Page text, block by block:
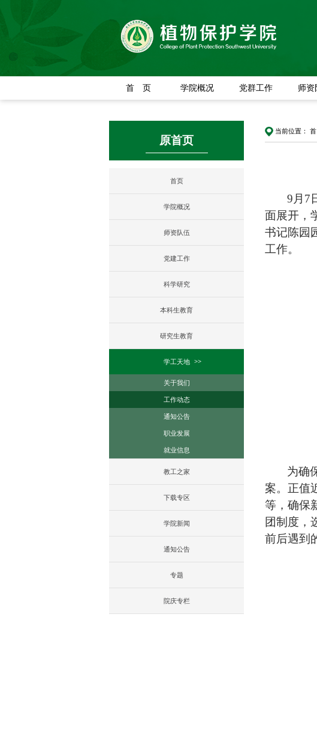
首 页 学院概况 党群工作 师资
原首页
首页
学院概况
师资队伍
党建工作
科学研究
本科生教育
研究生教育
学工天地
关于我们
工作动态
通知公告
职业发展
就业信息
教工之家
下载专区
学院新闻
通知公告
专题
院庆专栏
当前位置：
9月 7
面展开 ，
书记陈园
工作。
为确
案。 正值
等，确保
团制度，
前后遇到